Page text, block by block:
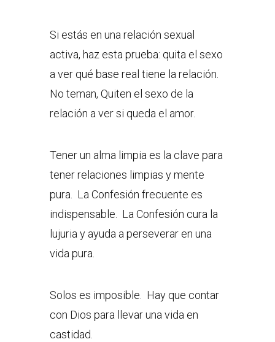
Si estás en una relación sexual
activa, haz esta prueba: quita el sexo
a ver qué base real tiene la relación.
No teman, Quiten el sexo de la
relación a ver si queda el amor.
Tener un alma limpia es la clave para
tener relaciones limpias y mente
pura. La Confesión frecuente es
indispensable. La Confesión cura la
lujuria y ayuda a perseverar en una
vida pura.
Solos es imposible. Hay que contar
con Dios para llevar una vida en
castidad.